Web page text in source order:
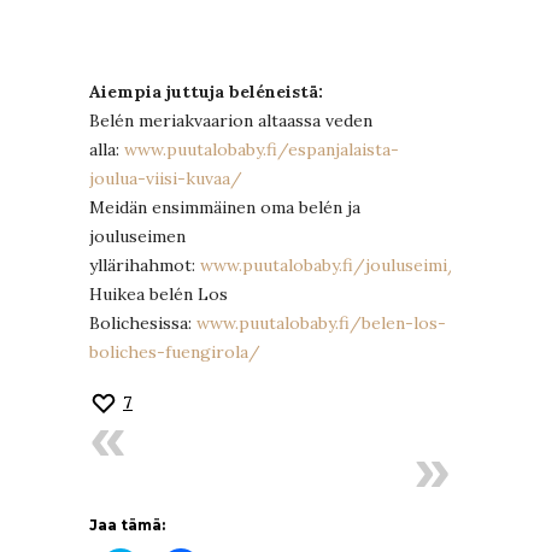
Aiempia juttuja beléneistä:
Belén meriakvaarion altaassa veden
alla: www.puutalobaby.fi/espanjalaista-
joulua-viisi-kuvaa/
Meidän ensimmäinen oma belén ja
jouluseimen
yllärihahmot: www.puutalobaby.fi/jouluseimi/
Huikea belén Los
Bolichesissa: www.puutalobaby.fi/belen-los-
boliches-fuengirola/
7
Jaa tämä: